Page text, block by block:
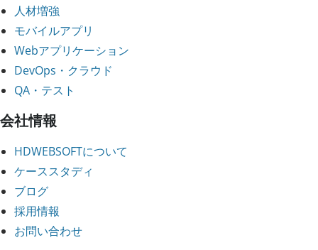
人材増強
モバイルアプリ
Webアプリケーション
DevOps・クラウド
QA・テスト
会社情報
HDWEBSOFTについて
ケーススタディ
ブログ
採用情報
お問い合わせ